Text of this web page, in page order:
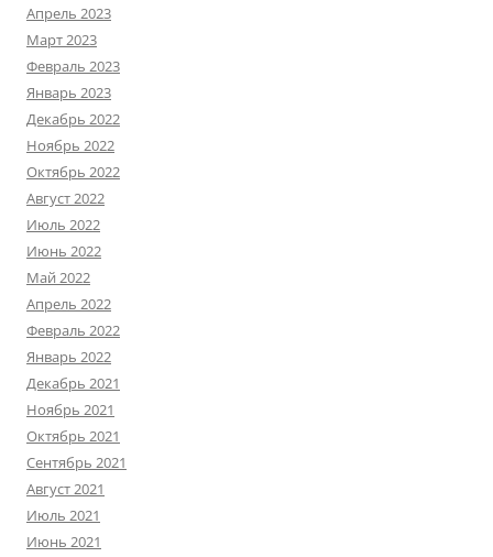
Апрель 2023
Март 2023
Февраль 2023
Январь 2023
Декабрь 2022
Ноябрь 2022
Октябрь 2022
Август 2022
Июль 2022
Июнь 2022
Май 2022
Апрель 2022
Февраль 2022
Январь 2022
Декабрь 2021
Ноябрь 2021
Октябрь 2021
Сентябрь 2021
Август 2021
Июль 2021
Июнь 2021